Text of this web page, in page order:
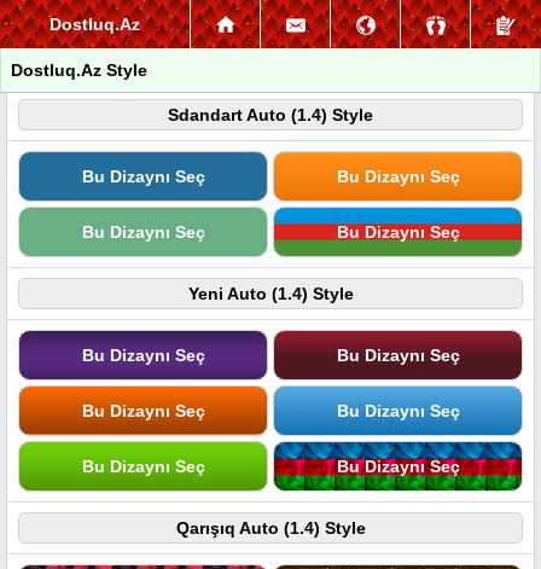
Dostluq.Az
Dostluq.Az Style
Sdandart Auto (1.4) Style
Bu Dizaynı Seç Bu Dizaynı Seç
Bu Dizaynı Seç Bu Dizaynı Seç
Yeni Auto (1.4) Style
Bu Dizaynı Seç Bu Dizaynı Seç
Bu Dizaynı Seç Bu Dizaynı Seç
Bu Dizaynı Seç Bu Dizaynı Seç
Qarışıq Auto (1.4) Style